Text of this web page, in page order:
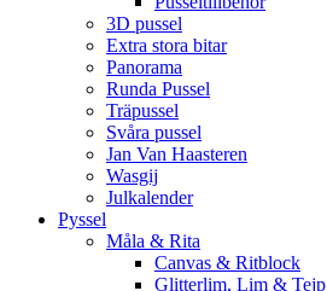
3D pussel
Extra stora bitar
Panorama
Runda Pussel
Träpussel
Svåra pussel
Jan Van Haasteren
Wasgij
Julkalender
Pyssel
Måla & Rita
Canvas & Ritblock
Glitterlim, Lim & Tejp